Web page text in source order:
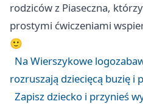
rodziców z Piaseczna,
prostymi ćwiczeniami
🙂
Na Wierszykowe
rozruszają dziecięcą buzię i
Zapisz dziecko i przynieś